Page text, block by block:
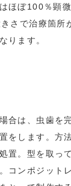
ほぼ100％顕
さで治療箇所
ります。
合は、虫歯を
をします。方
置。型を取っ
コンポジット